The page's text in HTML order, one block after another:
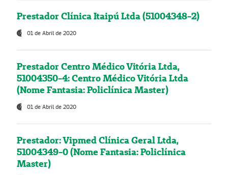
Prestador Clínica Itaipú Ltda (51004348-2)
01 de Abril de 2020
Prestador Centro Médico Vitória Ltda,
51004350-4: Centro Médico Vitória Ltda
(Nome Fantasia: Policlínica Master)
01 de Abril de 2020
Prestador: Vipmed Clínica Geral Ltda,
51004349-0 (Nome Fantasia: Policlínica
Master)